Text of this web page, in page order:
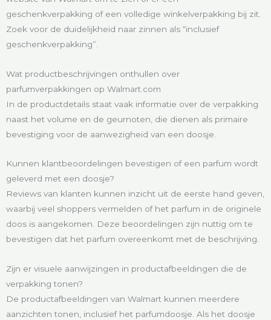
geschenkverpakking of een volledige winkelverpakking bij zit.
Zoek voor de duidelijkheid naar zinnen als “inclusief
geschenkverpakking”.
Wat productbeschrijvingen onthullen over
parfumverpakkingen op Walmart.com
In de productdetails staat vaak informatie over de verpakking
naast het volume en de geurnoten, die dienen als primaire
bevestiging voor de aanwezigheid van een doosje.
Kunnen klantbeoordelingen bevestigen of een parfum wordt
geleverd met een doosje?
Reviews van klanten kunnen inzicht uit de eerste hand geven,
waarbij veel shoppers vermelden of het parfum in de originele
doos is aangekomen. Deze beoordelingen zijn nuttig om te
bevestigen dat het parfum overeenkomt met de beschrijving.
Zijn er visuele aanwijzingen in productafbeeldingen die de
verpakking tonen?
De productafbeeldingen van Walmart kunnen meerdere
aanzichten tonen, inclusief het parfumdoosje. Als het doosje